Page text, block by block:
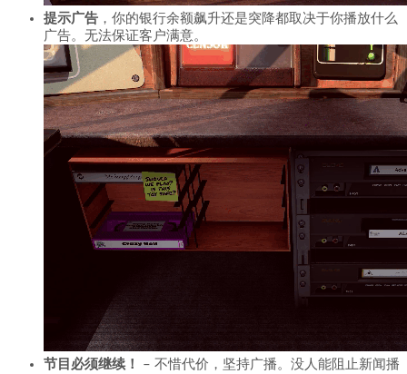
提示广告 ，你的银行余额飙升还是突降都取决于你播放什么
广告。无法保证客户满意。
节目必须继续！
– 不惜代价，坚持广播。没人能阻止新闻播